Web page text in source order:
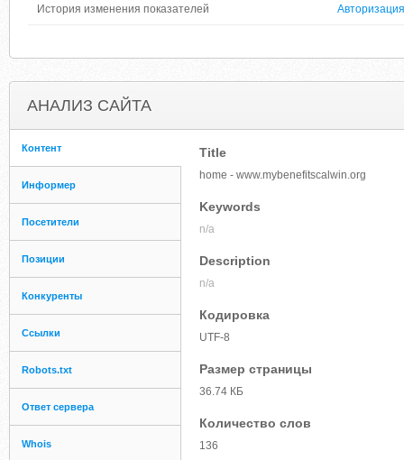
История изменения показателей Авторизация
АНАЛИЗ САЙТА
Контент
Информер
Посетители
Позиции
Конкуренты
Ссылки
Robots.txt
Ответ сервера
Whois
Title
home - www.mybenefitscalwin.org
Keywords
n/a
Description
n/a
Кодировка
UTF-8
Размер страницы
36.74 КБ
Количество слов
136